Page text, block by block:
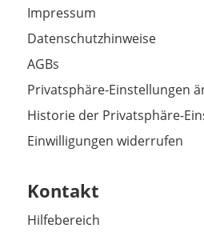
Impressum
Datenschutzhinweise
AGBs
Privatsphäre-Einstellungen
Historie der Privatsphäre-
Einwilligungen widerrufen
Kontakt
Hilfebereich